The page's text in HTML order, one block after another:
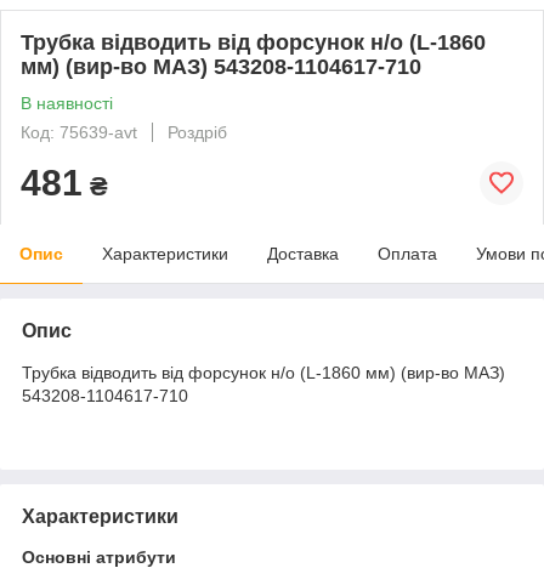
Трубка відводить від форсунок н/о (L-1860
мм) (вир-во МАЗ) 543208-1104617-710
В наявності
Код: 75639-avt
Роздріб
481 ₴
Опис Характеристики Доставка Оплата Умови
Опис
Трубка відводить від форсунок н/о (L-1860 мм) (вир-во МАЗ)
543208-1104617-710
Характеристики
Основні атрибути